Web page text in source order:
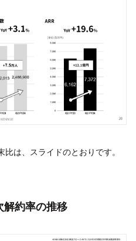
は、スライドのとおりです。
解約率の推移